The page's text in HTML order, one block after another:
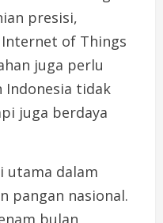
presisi,
of Things
juga perlu
Indonesia tidak
juga berdaya
utama dalam
pangan nasional.
bulan